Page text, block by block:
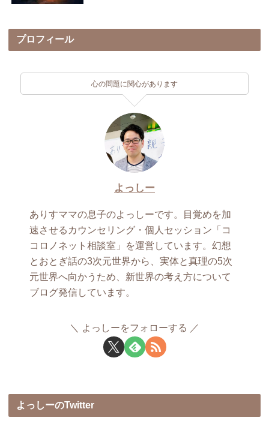
プロフィール
心の問題に関心があります
よっしー
ありすママの息子のよっしーです。目覚めを加
速させるカウンセリング・個人セッション「コ
コロノネット相談室」を運営しています。幻想
とおとぎ話の3次元世界から、実体と真理の5次
元世界へ向かうため、新世界の考え方について
ブログ発信しています。
よっしーをフォローする
よっしーのTwitter